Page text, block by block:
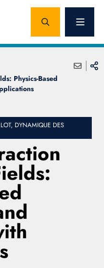
Physics-Based
DYNAMIQUE DES